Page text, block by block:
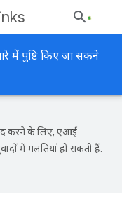
में पुष्टि किए जा सकने
करने के लिए, एआई
में गलतियां हो सकती हैं.